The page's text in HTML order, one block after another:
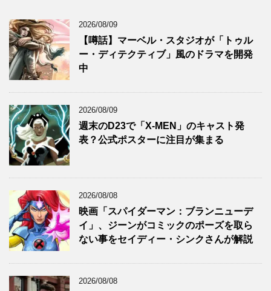
2026/08/09
【噂話】マーベル・スタジオが「トゥル
ー・ディテクティブ」風のドラマを開発
中
2026/08/09
週末のD23で「X-MEN」のキャスト発
表？公式ポスターに注目が集まる
2026/08/08
映画「スパイダーマン：ブランニューデ
イ」、ジーンがコミックのポーズを取ら
ない事をセイディー・シンクさんが解説
2026/08/08